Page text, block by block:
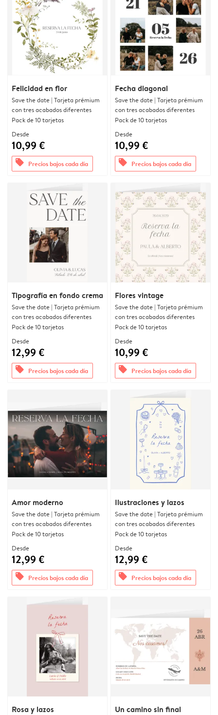
Felicidad en flor
Save the date | Tarjeta prémium
con tres acabados diferentes
Pack de 10 tarjetas
Desde
10,99 €
offers Precios bajos cada día
Fecha diagonal
Save the date | Tarjeta prémium
con tres acabados diferentes
Pack de 10 tarjetas
Desde
10,99 €
offers Precios bajos cada día
Tipografía en fondo crema
Save the date | Tarjeta prémium
con tres acabados diferentes
Pack de 10 tarjetas
Desde
12,99 €
offers Precios bajos cada día
Flores vintage
Save the date | Tarjeta prémium
con tres acabados diferentes
Pack de 10 tarjetas
Desde
10,99 €
offers Precios bajos cada día
Amor moderno
Save the date | Tarjeta prémium
con tres acabados diferentes
Pack de 10 tarjetas
Desde
12,99 €
offers Precios bajos cada día
Ilustraciones y lazos
Save the date | Tarjeta prémium
con tres acabados diferentes
Pack de 10 tarjetas
Desde
12,99 €
offers Precios bajos cada día
Rosa y lazos Un camino sin final